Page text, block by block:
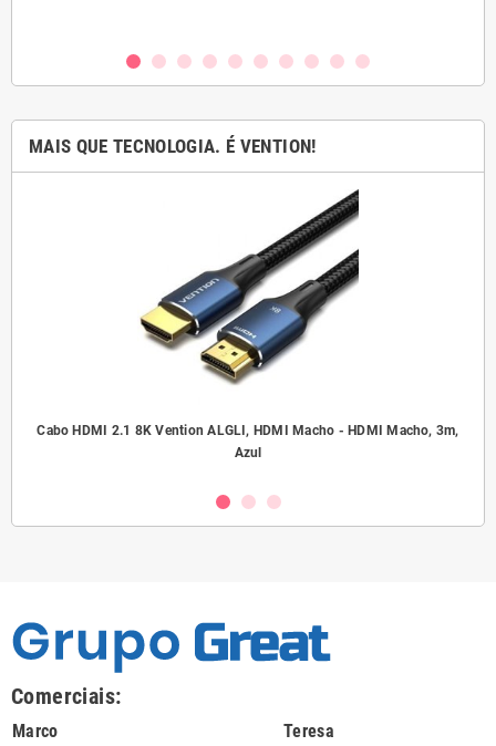
MAIS QUE TECNOLOGIA. É VENTION!
Cabo HDMI 2.1 8K Vention ALGLI, HDMI Macho - HDMI Macho, 3m,
Azul
Comerciais:
Marco Teresa